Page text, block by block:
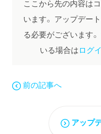
ここから先の内容は
います。 アップデー
る必要がございます。
いる場合はログ
前の記事へ
アップ